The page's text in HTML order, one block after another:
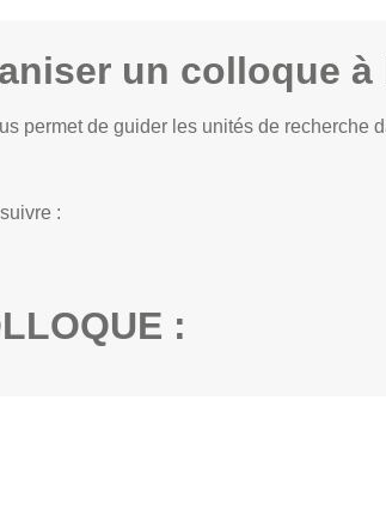
un colloque à
permet de guider les unités de recherche
:
: